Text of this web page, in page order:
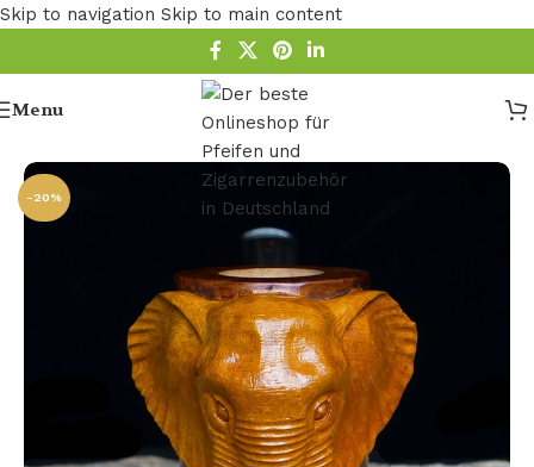
Skip to navigation Skip to main content
Menu
Freehand-Pfeifen
-20%